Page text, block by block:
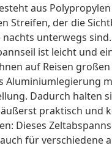
aus
Streifen, der die
unterwegs sind.
ist leicht und
auf Reisen
Aluminiumlegierung
Dadurch halten
praktisch
Dieses
für